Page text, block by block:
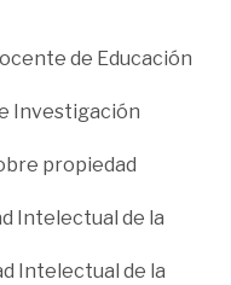
de Educación
Investigación
propiedad
Intelectual de la
Intelectual de la